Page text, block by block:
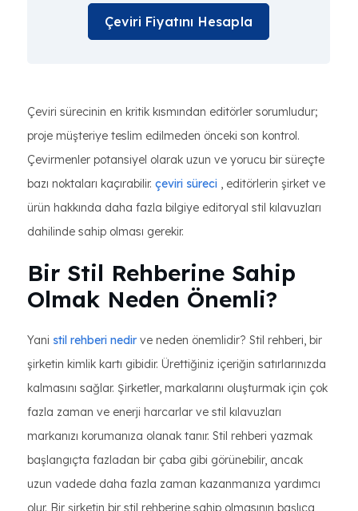
Çeviri Fiyatını Hesapla
Çeviri sürecinin en kritik kısmından editörler sorumludur;
proje müşteriye teslim edilmeden önceki son kontrol.
Çevirmenler potansiyel olarak uzun ve yorucu bir süreçte
bazı noktaları kaçırabilir. çeviri süreci , editörlerin şirket ve
ürün hakkında daha fazla bilgiye editoryal stil kılavuzları
dahilinde sahip olması gerekir.
Bir Stil Rehberine Sahip
Olmak Neden Önemli?
Yani stil rehberi nedir ve neden önemlidir? Stil rehberi, bir
şirketin kimlik kartı gibidir. Ürettiğiniz içeriğin satırlarınızda
kalmasını sağlar. Şirketler, markalarını oluşturmak için çok
fazla zaman ve enerji harcarlar ve stil kılavuzları
markanızı korumanıza olanak tanır. Stil rehberi yazmak
başlangıçta fazladan bir çaba gibi görünebilir, ancak
uzun vadede daha fazla zaman kazanmanıza yardımcı
olur. Bir şirketin bir stil rehberine sahip olmasının başlıca